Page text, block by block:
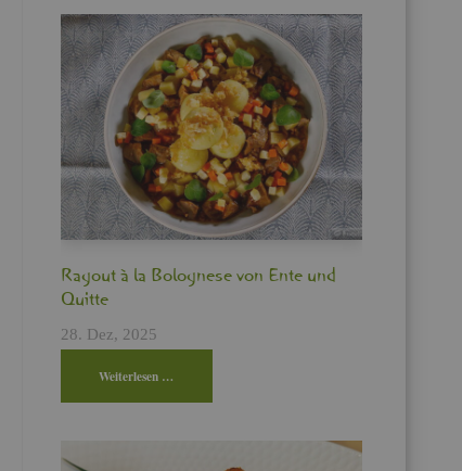
Ra­gout à la Bo­lo­gne­se von Ente und
Quit­te
28. Dez, 2025
Wei­ter­le­sen …